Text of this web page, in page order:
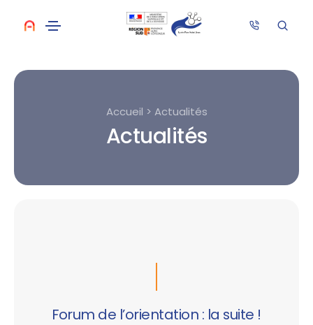
Accueil > Actualités
Actualités
Forum de l’orientation : la suite !